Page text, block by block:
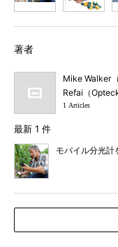
著者
Mike Walker
Refai（
1 Articles
最新 1 件
モバイル分光計